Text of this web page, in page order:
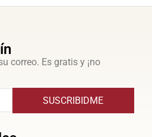
correo. Es gratis y ¡no
SUSCRIBIDME